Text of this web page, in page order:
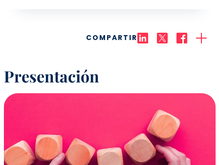
COMPARTIR
Presentación